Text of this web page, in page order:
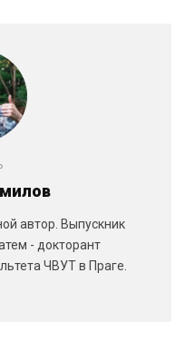
автор. Выпускник
- докторант
ЧВУТ в Праге.